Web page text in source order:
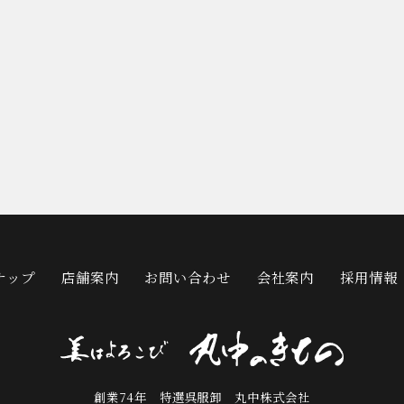
ップ 店舗案内 お問い合わせ 会社案内 採用情報
創業74年 特選呉服卸 丸中株式会社